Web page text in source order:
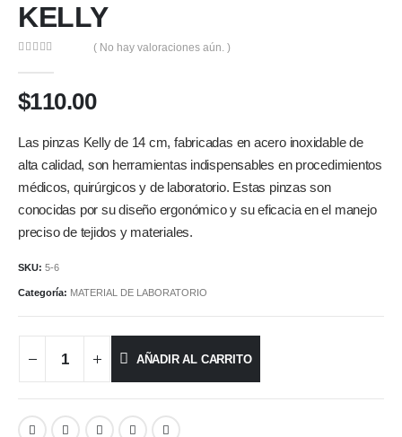
KELLY
( No hay valoraciones aún. )
$110.00
Las pinzas Kelly de 14 cm, fabricadas en acero inoxidable de
alta calidad, son herramientas indispensables en procedimientos
médicos, quirúrgicos y de laboratorio. Estas pinzas son
conocidas por su diseño ergonómico y su eficacia en el manejo
preciso de tejidos y materiales.
SKU: 5-6
Categoría: MATERIAL DE LABORATORIO
AÑADIR AL CARRITO